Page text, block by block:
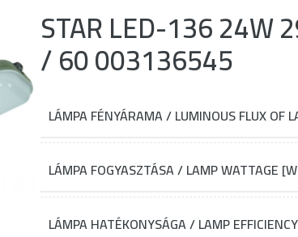
STAR LED-136 24W
/ 60 003136545
LÁMPA FÉNYÁRAMA / LUMINOUS FLUX OF
LÁMPA FOGYASZTÁSA / LAMP WATTAGE
LÁMPA HATÉKONYSÁGA / LAMP